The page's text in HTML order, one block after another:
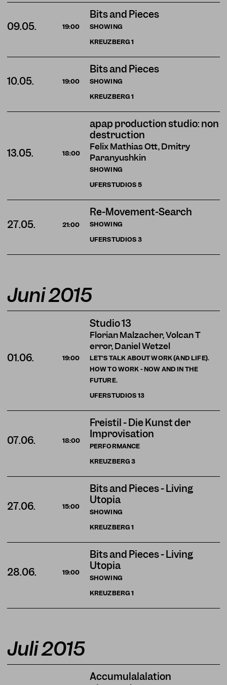
Bits and Pieces
SHOWING
09.05.
19:00
KREUZBERG1
Bits and Pieces
SHOWING
10.05.
19:00
KREUZBERG1
apap production studio: non
destruction
Felix Mathias Ott, Dmitry
Paranyushkin
SHOWING
13.05. 18:00
UFERSTUDIOS5
Re-Movement-Search
SHOWING
27.05.
21:00
UFERSTUDIOS3
Juni 2015
Studio 13
Florian Malzacher, Volcan T
error, Daniel Wetzel
LET‘S TALK ABOUT WORK (AND LIFE).
HOW TO WORK - NOW AND IN THE
FUTURE.
01.06. 19:00
UFERSTUDIOS13
Freistil - Die Kunst der
Improvisation
PERFORMANCE
07.06. 18:00
KREUZBERG3
Bits and Pieces - Living
Utopia
SHOWING
27.06. 15:00
KREUZBERG1
Bits and Pieces - Living
Utopia
SHOWING
28.06. 19:00
KREUZBERG1
Juli 2015
Accumulalalation